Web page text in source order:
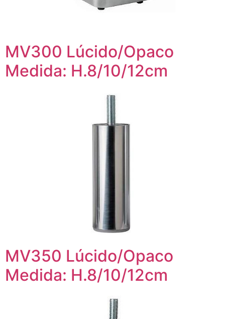
MV300 Lúcido/Opaco
Medida: H.8/10/12cm
MV350 Lúcido/Opaco
Medida: H.8/10/12cm